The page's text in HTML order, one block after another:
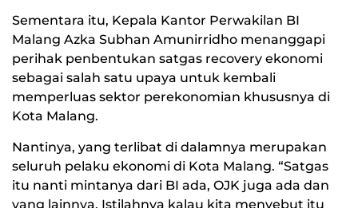
Sementara itu, Kepala Kantor Perwakilan BI
Malang Azka Subhan Amunirridho menanggapi
perihak penbentukan satgas recovery ekonomi
sebagai salah satu upaya untuk kembali
memperluas sektor perekonomian khususnya di
Kota Malang.
Nantinya, yang terlibat di dalamnya merupakan
seluruh pelaku ekonomi di Kota Malang. “Satgas
itu nanti mintanya dari BI ada, OJK juga ada dan
yang lainnya. Istilahnya kalau kita menyebut itu